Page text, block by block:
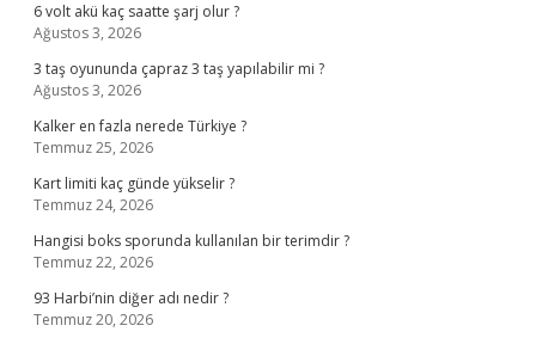
6 volt akü kaç saatte şarj olur ?
Ağustos 3, 2026
3 taş oyununda çapraz 3 taş yapılabilir mi ?
Ağustos 3, 2026
Kalker en fazla nerede Türkiye ?
Temmuz 25, 2026
Kart limiti kaç günde yükselir ?
Temmuz 24, 2026
Hangisi boks sporunda kullanılan bir terimdir ?
Temmuz 22, 2026
93 Harbi’nin diğer adı nedir ?
Temmuz 20, 2026